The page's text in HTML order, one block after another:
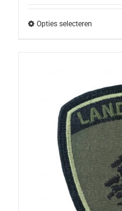
Opties selecteren